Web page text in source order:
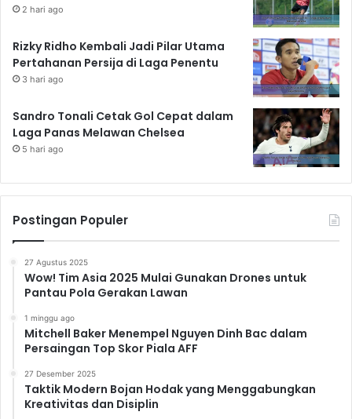
2 hari ago
Rizky Ridho Kembali Jadi Pilar Utama
Pertahanan Persija di Laga Penentu
3 hari ago
Sandro Tonali Cetak Gol Cepat dalam
Laga Panas Melawan Chelsea
5 hari ago
Postingan Populer
27 Agustus 2025
Wow! Tim Asia 2025 Mulai Gunakan Drones untuk
Pantau Pola Gerakan Lawan
1 minggu ago
Mitchell Baker Menempel Nguyen Dinh Bac dalam
Persaingan Top Skor Piala AFF
27 Desember 2025
Taktik Modern Bojan Hodak yang Menggabungkan
Kreativitas dan Disiplin